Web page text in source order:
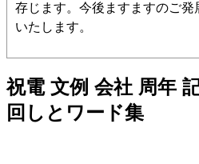
存じます。今後ますますのご
いたします。
祝電 文例 会社 周年
回しとワード集